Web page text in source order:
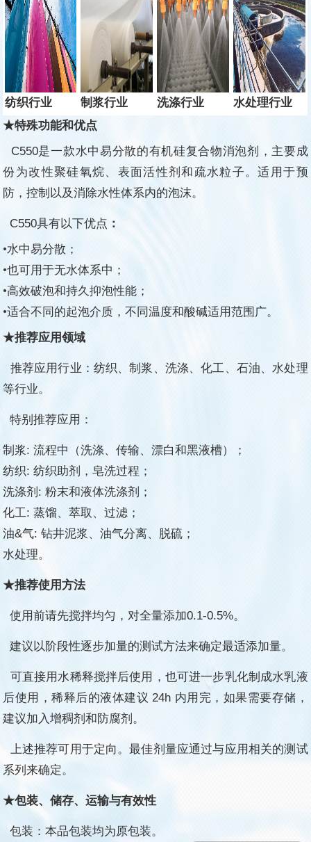
纺织行业 制浆行业 洗涤行业 水处理行业
★特殊功能和优点
C550是一款水中易分散的有机硅复合物消泡剂，主要成
份为改性聚硅氧烷、表面活性剂和 疏水粒子。适用于预
防，控制以及消除水性体系内的泡沫。
C550具有以下优点 ：
•水中易分散；
•也可用于无水体系中；
•高效破泡和持久抑泡性能；
•适合不同的起泡介质，不同温度和酸碱适用范围广。
★推荐应用领域
推荐应用行业：纺织、制浆、洗涤、化工、石油、水处理
等行业。
特别推荐应用：
制浆: 流程中（洗涤、传输、漂白和黑液槽）；
纺织: 纺织助剂，皂洗过程；
洗涤剂: 粉末和液体洗涤剂；
化工: 蒸馏、萃取、过滤；
油&气: 钻井泥浆、油气分离、脱硫；
水处理。
★推荐使用方法
使用前请先搅拌均匀，对全量添加0.1-0.5%。
建议以阶段性逐步加量的测试方法来确定最适添加量。
可直接用水稀释搅拌后使用，也可进一步乳化制成水乳液
后使用，稀释后的液体建议 24h 内用完，如果需要存储，
建议加入增稠剂和防腐剂。
上述推荐可用于定向。最佳剂量应通过与应用相关的测试
系列来确定。
★包装、储存、运输与有效性
包装：本品包装均为原包装。